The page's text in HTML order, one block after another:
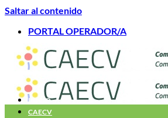
Saltar al contenido
PORTAL OPERADOR/A
INICIO
CAECV